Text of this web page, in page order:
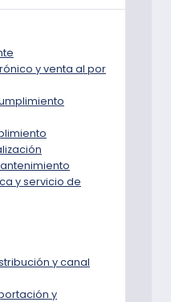
y venta al por
y servicio de
y canal
y